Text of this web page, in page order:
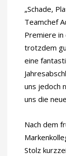
„Schade,
Teamchef
Premiere in
trotzdem
eine
uns jedoch
uns die
Nach dem
Stolz